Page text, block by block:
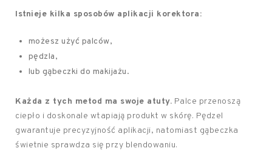
Istnieje kilka sposobów aplikacji korektora:
możesz użyć palców,
pędzla,
lub gąbeczki do makijażu.
Każda z tych metod ma swoje atuty. Palce przenoszą
ciepło i doskonale wtapiają produkt w skórę. Pędzel
gwarantuje precyzyjność aplikacji, natomiast gąbeczka
świetnie sprawdza się przy blendowaniu.